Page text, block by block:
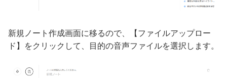
新規ノート作成画面に移るので、【ファイルアップロー
ド】をクリックして、目的の音声ファイルを選択します。